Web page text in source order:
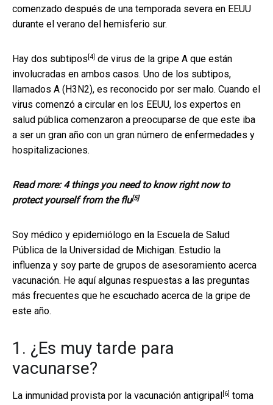
comenzado después de una temporada severa en EEUU
durante el verano del hemisferio sur.
Hay dos subtipos [4] de virus de la gripe A que están
involucradas en ambos casos. Uno de los subtipos,
llamados A (H3N2), es reconocido por ser malo. Cuando el
virus comenzó a circular en los EEUU, los expertos en
salud pública comenzaron a preocuparse de que este iba
a ser un gran año con un gran número de enfermedades y
hospitalizaciones.
Read more:4 things you need to know right now to
protect yourself from the flu[5]
Soy médico y epidemiólogo en la Escuela de Salud
Pública de la Universidad de Michigan. Estudio la
influenza y soy parte de grupos de asesoramiento acerca
vacunación. He aquí algunas respuestas a las preguntas
más frecuentes que he escuchado acerca de la gripe de
este año.
1. ¿Es muy tarde para
vacunarse?
La inmunidad provista por la vacunación antigripal[6] toma